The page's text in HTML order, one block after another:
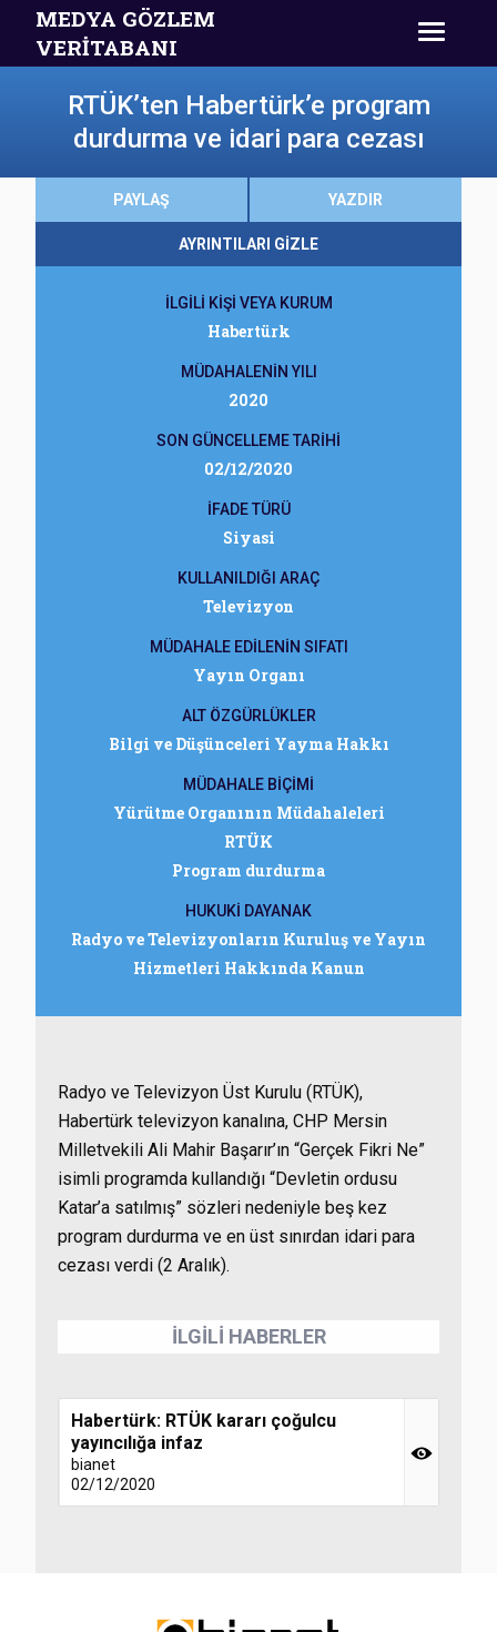
MEDYA GÖZLEM
VERİTABANI
RTÜK’ten Habertürk’e program
durdurma ve idari para cezası
PAYLAŞ YAZDIR
AYRINTILARI GİZLE
İLGİLİ KİŞİ VEYA KURUM
Habertürk
MÜDAHALENİN YILI
2020
SON GÜNCELLEME TARİHİ
02/12/2020
İFADE TÜRÜ
Siyasi
KULLANILDIĞI ARAÇ
Televizyon
MÜDAHALE EDİLENİN SIFATI
Yayın Organı
ALT ÖZGÜRLÜKLER
Bilgi ve Düşünceleri Yayma Hakkı
MÜDAHALE BİÇİMİ
Yürütme Organının Müdahaleleri
RTÜK
Program durdurma
HUKUKİ DAYANAK
Radyo ve Televizyonların Kuruluş ve Yayın
Hizmetleri Hakkında Kanun
Radyo ve Televizyon Üst Kurulu (RTÜK),
Habertürk televizyon kanalına, CHP Mersin
Milletvekili Ali Mahir Başarır’ın “Gerçek Fikri Ne”
isimli programda kullandığı “Devletin ordusu
Katar’a satılmış” sözleri nedeniyle beş kez
program durdurma ve en üst sınırdan idari para
cezası verdi (2 Aralık).
İLGİLİ HABERLER
Habertürk: RTÜK kararı çoğulcu
yayıncılığa infaz
bianet
02/12/2020